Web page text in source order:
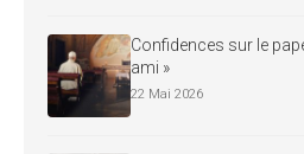
Confidences sur le
ami »
22 Mai 2026